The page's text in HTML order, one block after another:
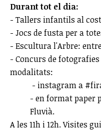
Durant tot el dia:
- Tallers infantils al
- Jocs de fusta per a
- Escultura l'Arbre:
- Concurs de
modalitats:
- instagram a
- en format paper
Fluvià.
A les 11h i 12h. Visites